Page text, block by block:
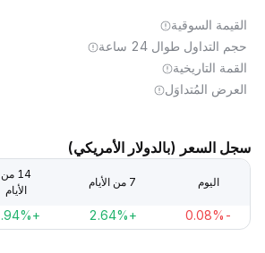
القيمة السوقية
حجم التداول طوال 24 ساعة
القمة التاريخية
العرض المُتداوَل
سجل السعر (بالدولار الأمريكي)
اليوم 7 من الأيام
14 من
الأيام
-0.08%
+2.64%
+1.94%